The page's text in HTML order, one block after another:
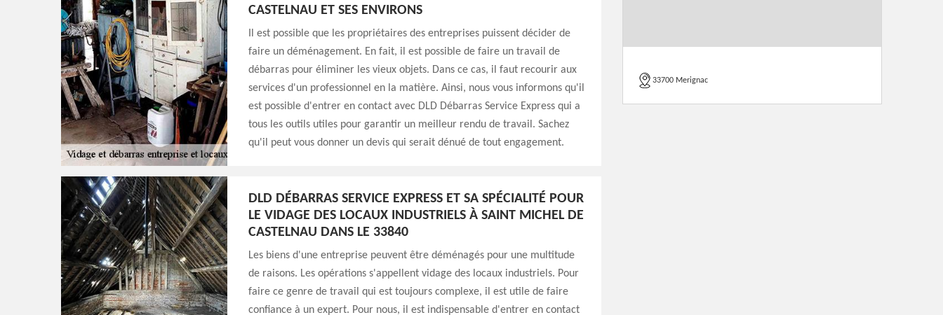
CASTELNAU ET SES ENVIRONS
Il est possible que les propriétaires des entreprises puissent décider de
faire un déménagement. En fait, il est possible de faire un travail de
débarras pour éliminer les vieux objets. Dans ce cas, il faut recourir aux
services d'un professionnel en la matière. Ainsi, nous vous informons qu'il
est possible d'entrer en contact avec DLD Débarras Service Express qui a
tous les outils utiles pour garantir un meilleur rendu de travail. Sachez
qu'il peut vous donner un devis qui serait dénué de tout engagement.
DLD DÉBARRAS SERVICE EXPRESS ET SA SPÉCIALITÉ POUR
LE VIDAGE DES LOCAUX INDUSTRIELS À SAINT MICHEL DE
CASTELNAU DANS LE 33840
Les biens d'une entreprise peuvent être déménagés pour une multitude
de raisons. Les opérations s'appellent vidage des locaux industriels. Pour
faire ce genre de travail qui est toujours complexe, il est utile de faire
confiance à un expert. Pour nous, il est indispensable d'entrer en contact
33700 Merignac